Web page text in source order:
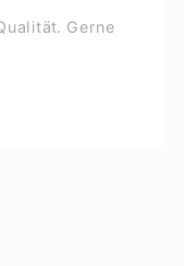
Gerne